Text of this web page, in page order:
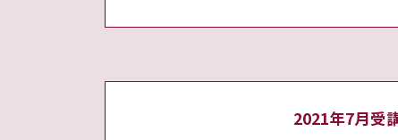
2021年7月受